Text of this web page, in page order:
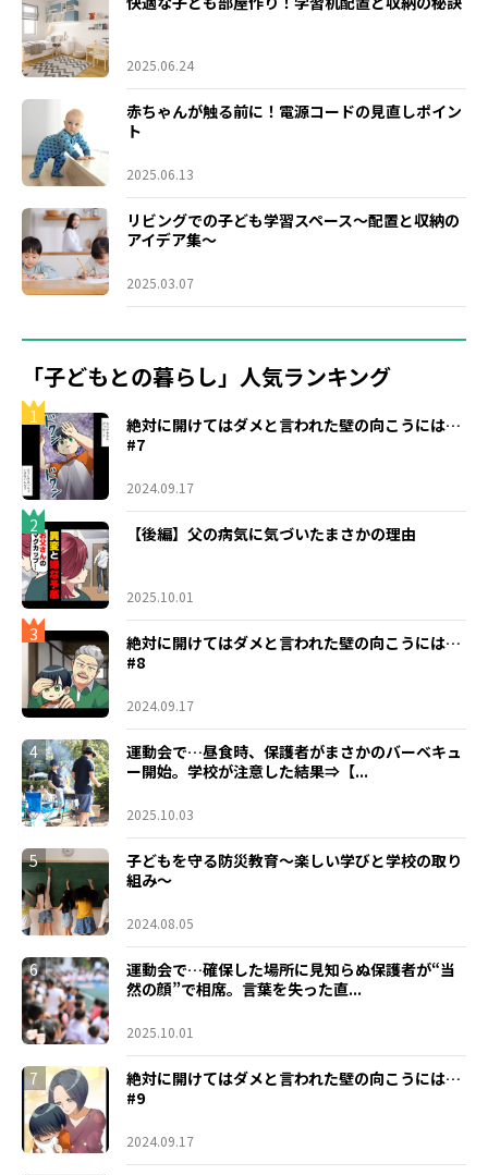
2025.06.24
赤ちゃんが触る前に！電源コードの見直しポイン
ト
2025.06.13
リビングでの子ども学習スペース～配置と収納の
アイデア集～
2025.03.07
「子どもとの暮らし」人気ランキング
1
絶対に開けてはダメと言われた壁の向こうには…
#7
2024.09.17
2 【後編】父の病気に気づいたまさかの理由
2025.10.01
3
絶対に開けてはダメと言われた壁の向こうには…
#8
2024.09.17
4
運動会で…昼食時、保護者がまさかのバーベキュ
ー開始。学校が注意した結果⇒【...
2025.10.03
5
子どもを守る防災教育～楽しい学びと学校の取り
組み～
2024.08.05
6
運動会で…確保した場所に見知らぬ保護者が“当
然の顔”で相席。言葉を失った直...
2025.10.01
7
絶対に開けてはダメと言われた壁の向こうには…
#9
2024.09.17